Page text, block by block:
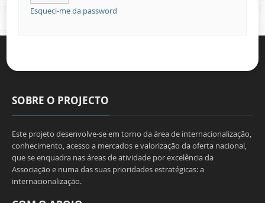
Esqueci-me da password
SOBRE O PROJECTO
Este projeto desenvolve-se em torno da área de internacionalização,
conhecimento, acesso a mercados e valorização da oferta nacional,
que se enquadra nas áreas de atividade por excelência da
Associação e numa das suas prioridades estratégicas: a
internacionalização.